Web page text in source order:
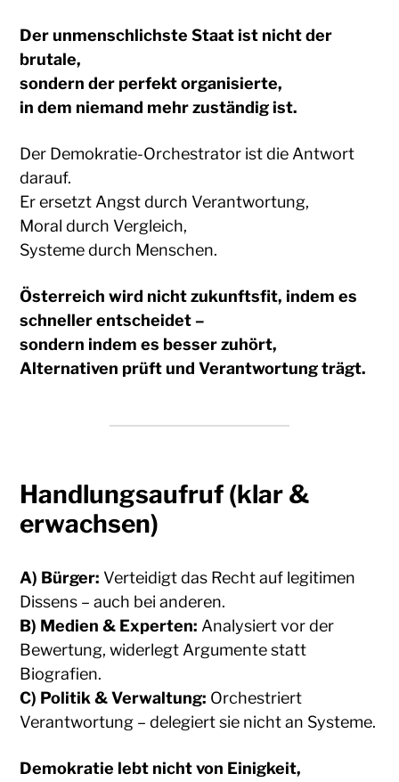
Der unmenschlichste Staat ist nicht der
brutale,
sondern der perfekt organisierte,
in dem niemand mehr zuständig ist.
Der Demokratie-Orchestrator ist die Antwort
darauf.
Er ersetzt Angst durch Verantwortung,
Moral durch Vergleich,
Systeme durch Menschen.
Österreich wird nicht zukunftsfit, indem es
schneller entscheidet –
sondern indem es besser zuhört,
Alternativen prüft und Verantwortung trägt.
Handlungsaufruf (klar &
erwachsen)
A) Bürger: Verteidigt das Recht auf legitimen
Dissens – auch bei anderen.
B) Medien & Experten: Analysiert vor der
Bewertung, widerlegt Argumente statt
Biografien.
C) Politik & Verwaltung: Orchestriert
Verantwortung – delegiert sie nicht an Systeme.
Demokratie lebt nicht von Einigkeit,